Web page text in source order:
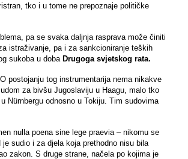
tko i u tome ne prepoznaje političke
pa se svaka daljnja rasprava može činiti
istraživanje, pa i za sankcioniranje teških
sukoba u doba Drugoga svjetskog rata.
postojanju tog instrumentarija nema nikakve
za bivšu Jugoslaviju u Haagu, malo tko
Nürnbergu odnosno u Tokiju. Tim sudovima
nulla poena sine lege praevia – nikomu se
sudio i za djela koja prethodno nisu bila
zakon. S druge strane, načela po kojima je